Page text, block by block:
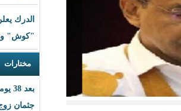
الدرك يعلن ضبط كمية من
"كوش" وتوقيف أربعة أشخاص
مختارات
بعد 38 يوما من اختفائه..
جثمان زوج وزيرة إيطالية